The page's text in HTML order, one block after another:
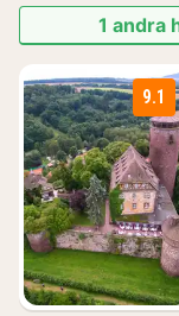
1 andra
9.1